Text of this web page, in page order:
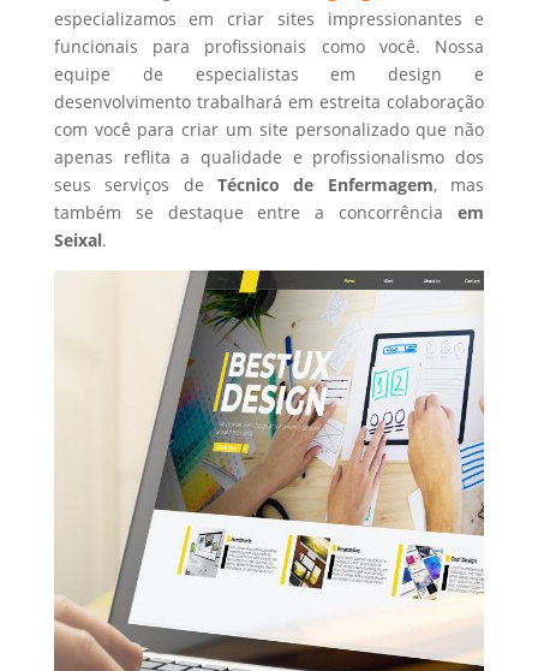
especializamos em criar sites impressionantes e
funcionais para profissionais como você. Nossa
equipe de especialistas em design e
desenvolvimento trabalhará em estreita colaboração
com você para criar um site personalizado que não
apenas reflita a qualidade e profissionalismo dos
seus serviços de Técnico de Enfermagem, mas
também se destaque entre a concorrênciaem
Seixal.